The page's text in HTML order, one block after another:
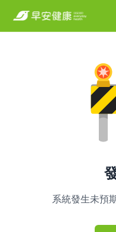
系統發生未預